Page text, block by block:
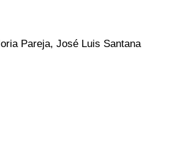
Pareja, José Luis Santana